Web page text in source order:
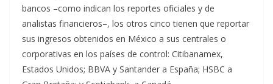
bancos –como indican los reportes oficiales y de
analistas financieros–, los otros cinco tienen que reportar
sus ingresos obtenidos en México a sus centrales o
corporativas en los países de control: Citibanamex,
Estados Unidos; BBVA y Santander a España; HSBC a